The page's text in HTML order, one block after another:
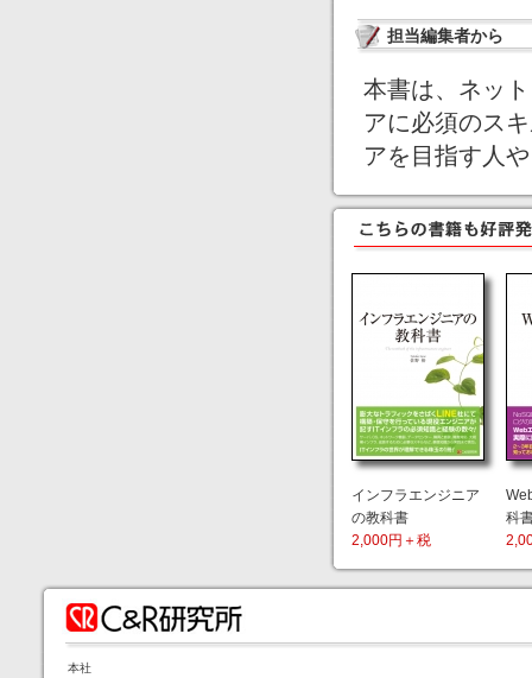
担当編集者から
本書は、ネッ
アに必須のス
アを目指す人
インフラエンジニア
の教科書
2,000円＋税
科
本社